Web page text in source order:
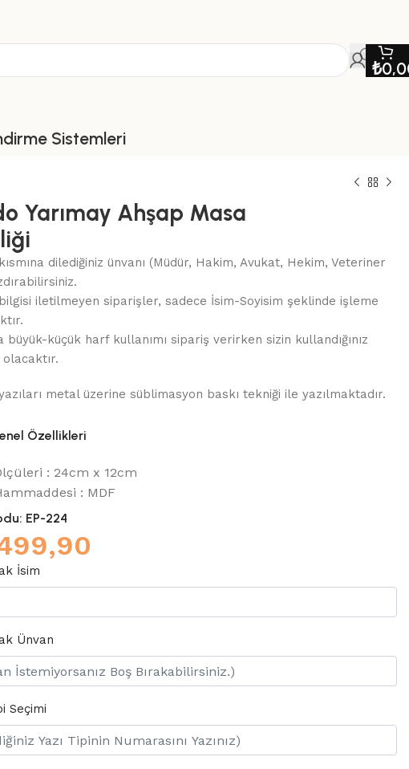
₺
Sistemleri
Yarımay Ahşap Masa
dilediğiniz ünvanı (Müdür, Hakim, Avukat, Hekim, Veteriner
iletilmeyen siparişler, sadece İsim-Soyisim şeklinde işleme
büyük-küçük harf kullanımı sipariş verirken sizin kullandığınız
metal üzerine süblimasyon baskı tekniği ile yazılmaktadır.
Özellikleri
: 24cm x 12cm
: MDF
EP-224
İsim
Ünvan
Seçimi